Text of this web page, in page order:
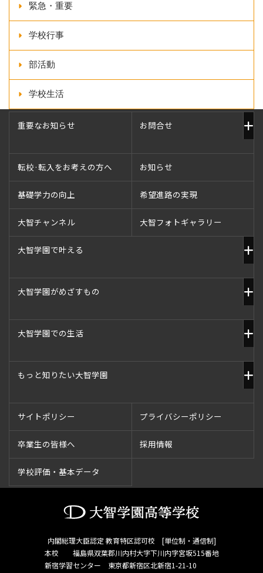
緊急・重要
学校行事
部活動
学校生活
重要なお知らせ お問合せ
転校·転入をお考えの方へ お知らせ
基礎学力の向上 希望進路の実現
大智チャンネル 大智フォトギャラリー
大智学園で叶える
大智学園がめざすもの
大智学園での生活
もっと知りたい大智学園
サイトポリシー プライバシーポリシー
卒業生の皆様へ 採用情報
学校評価・基本データ
内閣総理大臣認定 教育特区認可校 [単位制・通信制]
本校 福島県双葉郡川内村大字下川内字宮坂515番地
新宿学習センター 東京都新宿区北新宿1-21-10